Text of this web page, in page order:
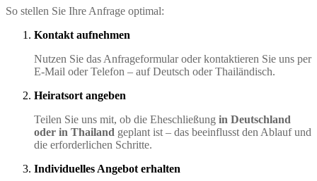
So stellen Sie Ihre Anfrage optimal:
Kontakt aufnehmen
Nutzen Sie das Anfrageformular oder kontaktieren Sie uns per
E-Mail oder Telefon – auf Deutsch oder Thailändisch.
Heiratsort angeben
Teilen Sie uns mit, ob die Eheschließung in Deutschland
oder in Thailand geplant ist – das beeinflusst den Ablauf und
die erforderlichen Schritte.
Individuelles Angebot erhalten